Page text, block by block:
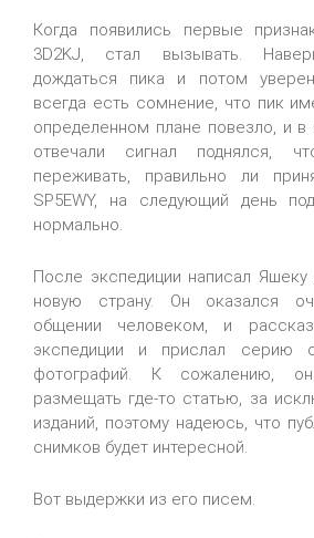
Когда появились первые
3D2KJ, стал вызывать.
дождаться пика и потом
всегда есть сомнение, что пик
определенном плане повезло, и
отвечали сигнал поднялся,
переживать, правильно ли
SP5EWY, на следующий день
нормально.
После экспедиции написал Яшеку
новую страну. Он оказался
общении человеком, и
экспедиции и прислал серию
фотографий. К сожалению,
размещать где-то статью, за
изданий, поэтому надеюсь, что
снимков будет интересной.
Вот выдержки из его писем.